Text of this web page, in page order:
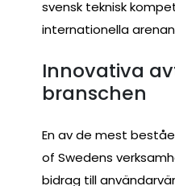
svensk teknisk
internationella
Innovativa
branschen
En av de mest
of Swedens
bidrag till